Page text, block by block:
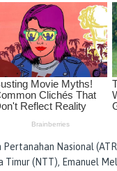
Nasional
(NTT), Emanuel